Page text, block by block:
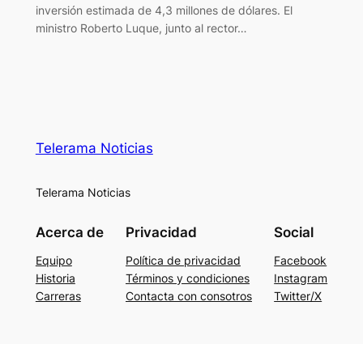
inversión estimada de 4,3 millones de dólares. El
ministro Roberto Luque, junto al rector…
Telerama Noticias
Telerama Noticias
Acerca de
Equipo
Historia
Carreras
Privacidad
Política de privacidad
Términos y condiciones
Contacta con consotros
Social
Facebook
Instagram
Twitter/X